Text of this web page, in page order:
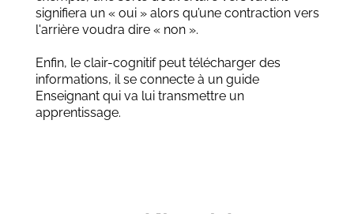
signifiera un « oui » alors qu’une contraction vers
l'arrière voudra dire « non ».
Enfin, le clair-cognitif peut télécharger des
informations, il se connecte à un guide
Enseignant qui va lui transmettre un
apprentissage.